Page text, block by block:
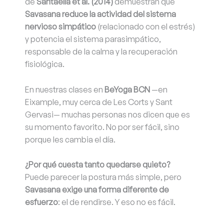
Savasana reduce la actividad del sistema
nervioso simpático (relacionado con el estrés)
y potencia el sistema parasimpático,
responsable de la calma y la recuperación
fisiológica.
En nuestras clases en BeYoga BCN —en
Eixample, muy cerca de Les Corts y Sant
Gervasi— muchas personas nos dicen que es
su momento favorito. No por ser fácil, sino
porque les cambia el día.
¿Por qué cuesta tanto quedarse quieto?
Puede parecer la postura más simple, pero
Savasana exige una forma diferente de
esfuerzo: el de rendirse. Y eso no es fácil.